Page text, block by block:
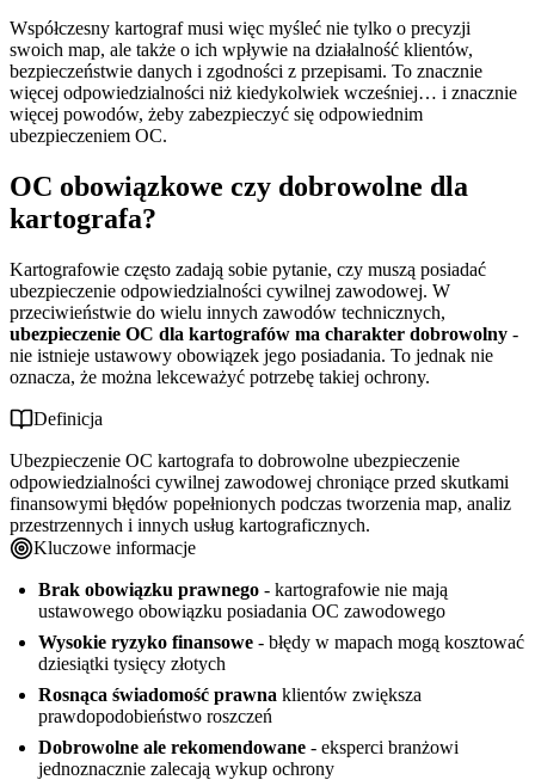
Współczesny kartograf musi więc myśleć nie tylko o precyzji
swoich map, ale także o ich wpływie na działalność klientów,
bezpieczeństwie danych i zgodności z przepisami. To znacznie
więcej odpowiedzialności niż kiedykolwiek wcześniej… i znacznie
więcej powodów, żeby zabezpieczyć się odpowiednim
ubezpieczeniem OC.
OC obowiązkowe czy dobrowolne dla
kartografa?
Kartografowie często zadają sobie pytanie, czy muszą posiadać
ubezpieczenie odpowiedzialności cywilnej zawodowej. W
przeciwieństwie do wielu innych zawodów technicznych,
ubezpieczenie OC dla kartografów ma charakter dobrowolny -
nie istnieje ustawowy obowiązek jego posiadania. To jednak nie
oznacza, że można lekceważyć potrzebę takiej ochrony.
Definicja
Ubezpieczenie OC kartografa to dobrowolne ubezpieczenie
odpowiedzialności cywilnej zawodowej chroniące przed skutkami
finansowymi błędów popełnionych podczas tworzenia map, analiz
przestrzennych i innych usług kartograficznych.
Kluczowe informacje
Brak obowiązku prawnego - kartografowie nie mają
ustawowego obowiązku posiadania OC zawodowego
Wysokie ryzyko finansowe - błędy w mapach mogą kosztować
dziesiątki tysięcy złotych
Rosnąca świadomość prawna klientów zwiększa
prawdopodobieństwo roszczeń
Dobrowolne ale rekomendowane - eksperci branżowi
jednoznacznie zalecają wykup ochrony